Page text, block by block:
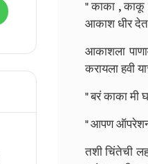
" काका , काकू
आकाश धीर देत
आकाशला
करायला हवी
" बरं काका
" आपण ऑपरेशन
तशी चिंतेची